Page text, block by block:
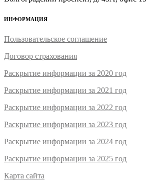
ИНФОРМАЦИЯ
Пользовательское соглашение
Договор страхования
Раскрытие информации за 2020 год
Раскрытие информации за 2021 год
Раскрытие информации за 2022 год
Раскрытие информации за 2023 год
Раскрытие информации за 2024 год
Раскрытие информации за 2025 год
Карта сайта